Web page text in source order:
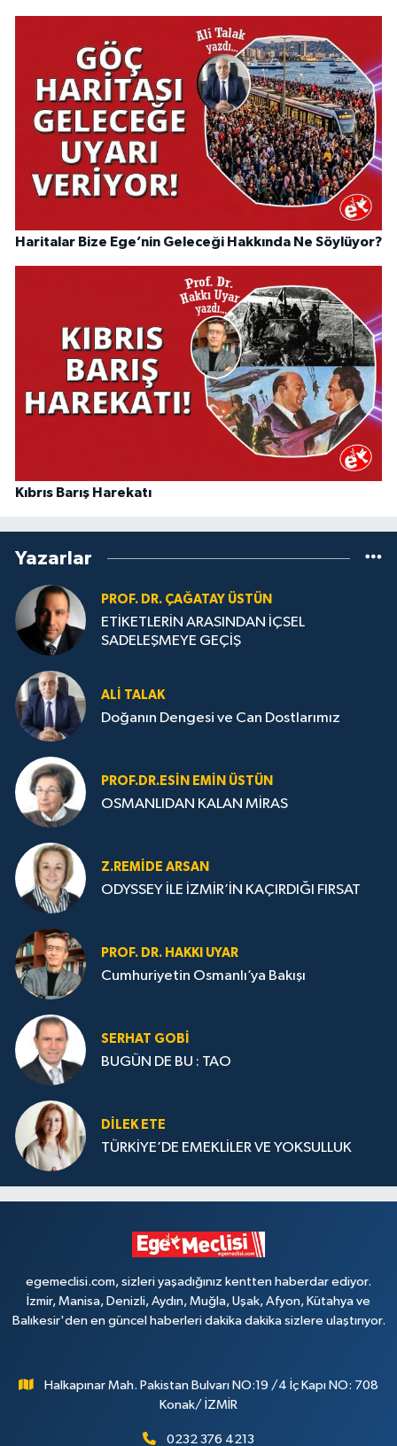
Haritalar Bize Ege’nin Geleceği Hakkında Ne Söylüyor?
Kıbrıs Barış Harekatı
Yazarlar
PROF. DR. ÇAĞATAY ÜSTÜN
ETİKETLERİN ARASINDAN İÇSEL
SADELEŞMEYE GEÇİŞ
ALI TALAK
Doğanın Dengesi ve Can Dostlarımız
PROF.DR.ESIN EMIN ÜSTÜN
OSMANLIDAN KALAN MİRAS
Z.REMIDE ARSAN
ODYSSEY İLE İZMİR’İN KAÇIRDIĞI FIRSAT
PROF. DR. HAKKI UYAR
Cumhuriyetin Osmanlı’ya Bakışı
SERHAT GOBİ
BUGÜN DE BU : TAO
DILEK ETE
TÜRKİYE’DE EMEKLİLER VE YOKSULLUK
egemeclisi.com, sizleri yaşadığınız kentten haberdar ediyor.
İzmir, Manisa, Denizli, Aydın, Muğla, Uşak, Afyon, Kütahya ve
Balıkesir'den en güncel haberleri dakika dakika sizlere ulaştırıyor.
Halkapınar Mah. Pakistan Bulvarı NO:19 /4 İç Kapı NO: 708
Konak/ İZMİR
0232 376 4213